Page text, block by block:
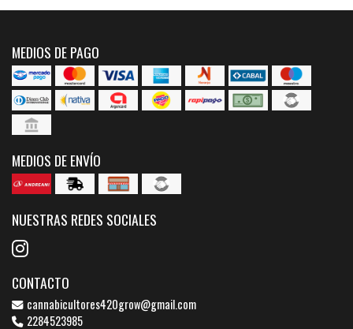
MEDIOS DE PAGO
MEDIOS DE ENVÍO
NUESTRAS REDES SOCIALES
CONTACTO
cannabicultores420grow@gmail.com
2284523985